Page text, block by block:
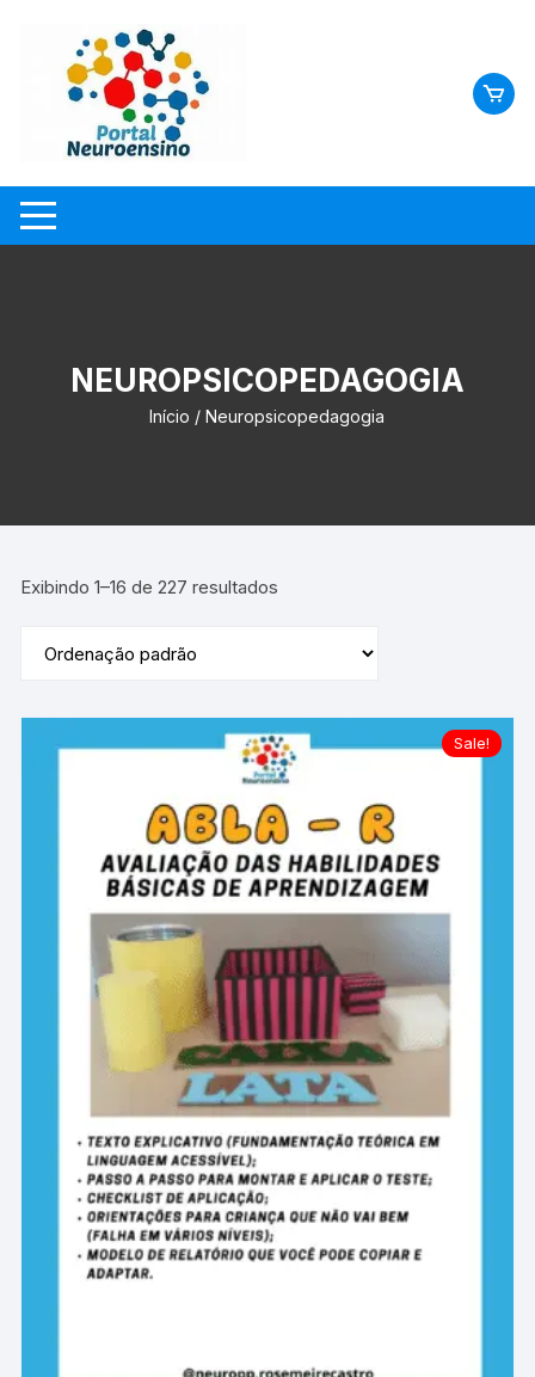
NEUROPSICOPEDAGOGIA
Início / Neuropsicopedagogia
Exibindo 1–16 de 227 resultados
Sale!